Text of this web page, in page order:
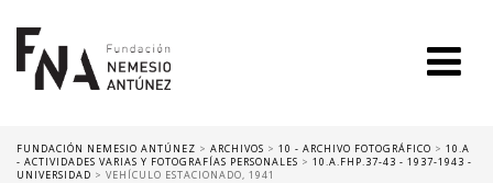
FUNDACIÓN NEMESIO ANTÚNEZ > ARCHIVOS > 10 - ARCHIVO FOTOGRÁFICO > 10.A
- ACTIVIDADES VARIAS Y FOTOGRAFÍAS PERSONALES > 10.A.FHP.37-43 - 1937-1943 -
UNIVERSIDAD > VEHÍCULO ESTACIONADO, 1941